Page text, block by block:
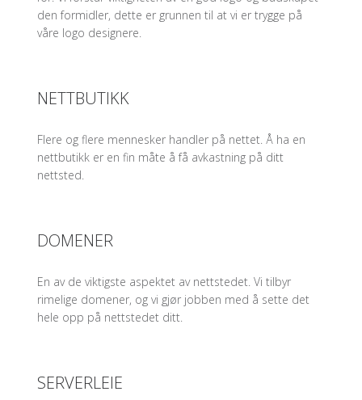
den formidler, dette er grunnen til at vi er trygge på
våre logo designere.
NETTBUTIKK
Flere og flere mennesker handler på nettet. Å ha en
nettbutikk er en fin måte å få avkastning på ditt
nettsted.
DOMENER
En av de viktigste aspektet av nettstedet. Vi tilbyr
rimelige domener, og vi gjør jobben med å sette det
hele opp på nettstedet ditt.
SERVERLEIE